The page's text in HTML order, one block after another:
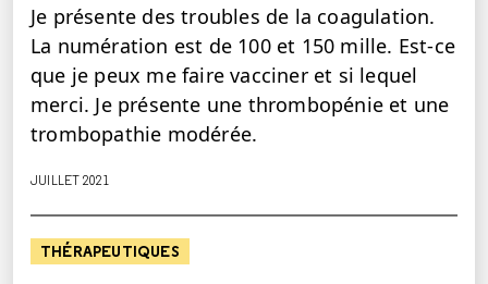
Je présente des troubles de la coagulation.
La numération est de 100 et 150 mille. Est-ce
que je peux me faire vacciner et si lequel
merci. Je présente une thrombopénie et une
trombopathie modérée.
JUILLET 2021
THÉRAPEUTIQUES